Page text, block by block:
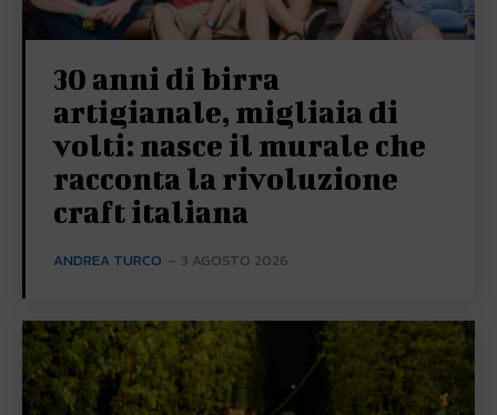
30 anni di birra
artigianale, migliaia di
volti: nasce il murale che
racconta la rivoluzione
craft italiana
ANDREA TURCO - 3 AGOSTO 2026